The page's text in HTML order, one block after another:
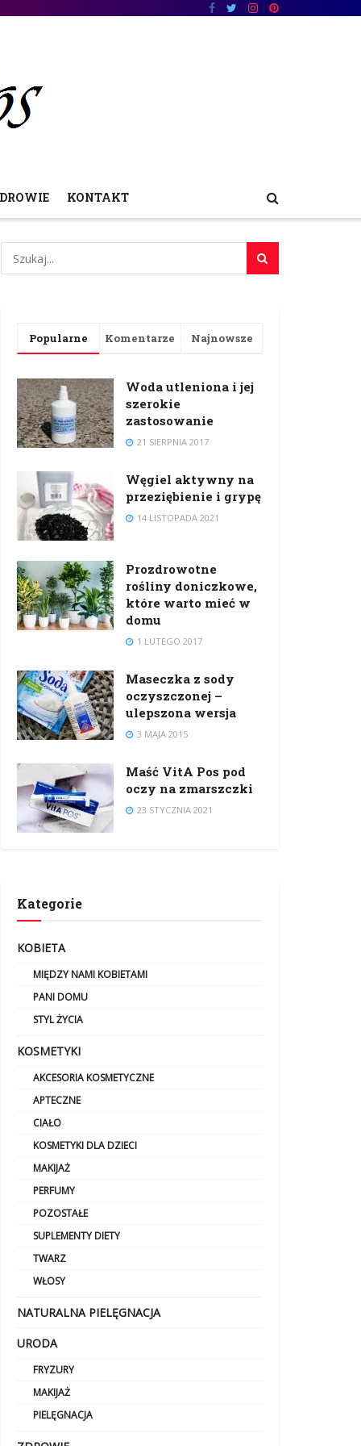
KONTAKT
Popularne Komentarze Najnowsze
Woda utleniona i jej
szerokie
zastosowanie
21 SIERPNIA 2017
Węgiel aktywny na
przeziębienie i grypę
14 LISTOPADA 2021
Prozdrowotne
rośliny doniczkowe,
które warto mieć w
domu
1 LUTEGO 2017
Maseczka z sody
oczyszczonej –
ulepszona wersja
3 MAJA 2015
Maść VitA Pos pod
oczy na zmarszczki
23 STYCZNIA 2021
Kategorie
KOBIETA
MIĘDZY NAMI KOBIETAMI
PANI DOMU
STYL ŻYCIA
KOSMETYKI
AKCESORIA KOSMETYCZNE
APTECZNE
CIAŁO
KOSMETYKI DLA DZIECI
MAKIJAŻ
PERFUMY
POZOSTAŁE
SUPLEMENTY DIETY
TWARZ
WŁOSY
NATURALNA PIELĘGNACJA
URODA
FRYZURY
MAKIJAŻ
PIELĘGNACJA